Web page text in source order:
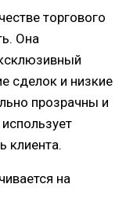
торгового
Она
сделок и низкие
прозрачны и
клиента.
на